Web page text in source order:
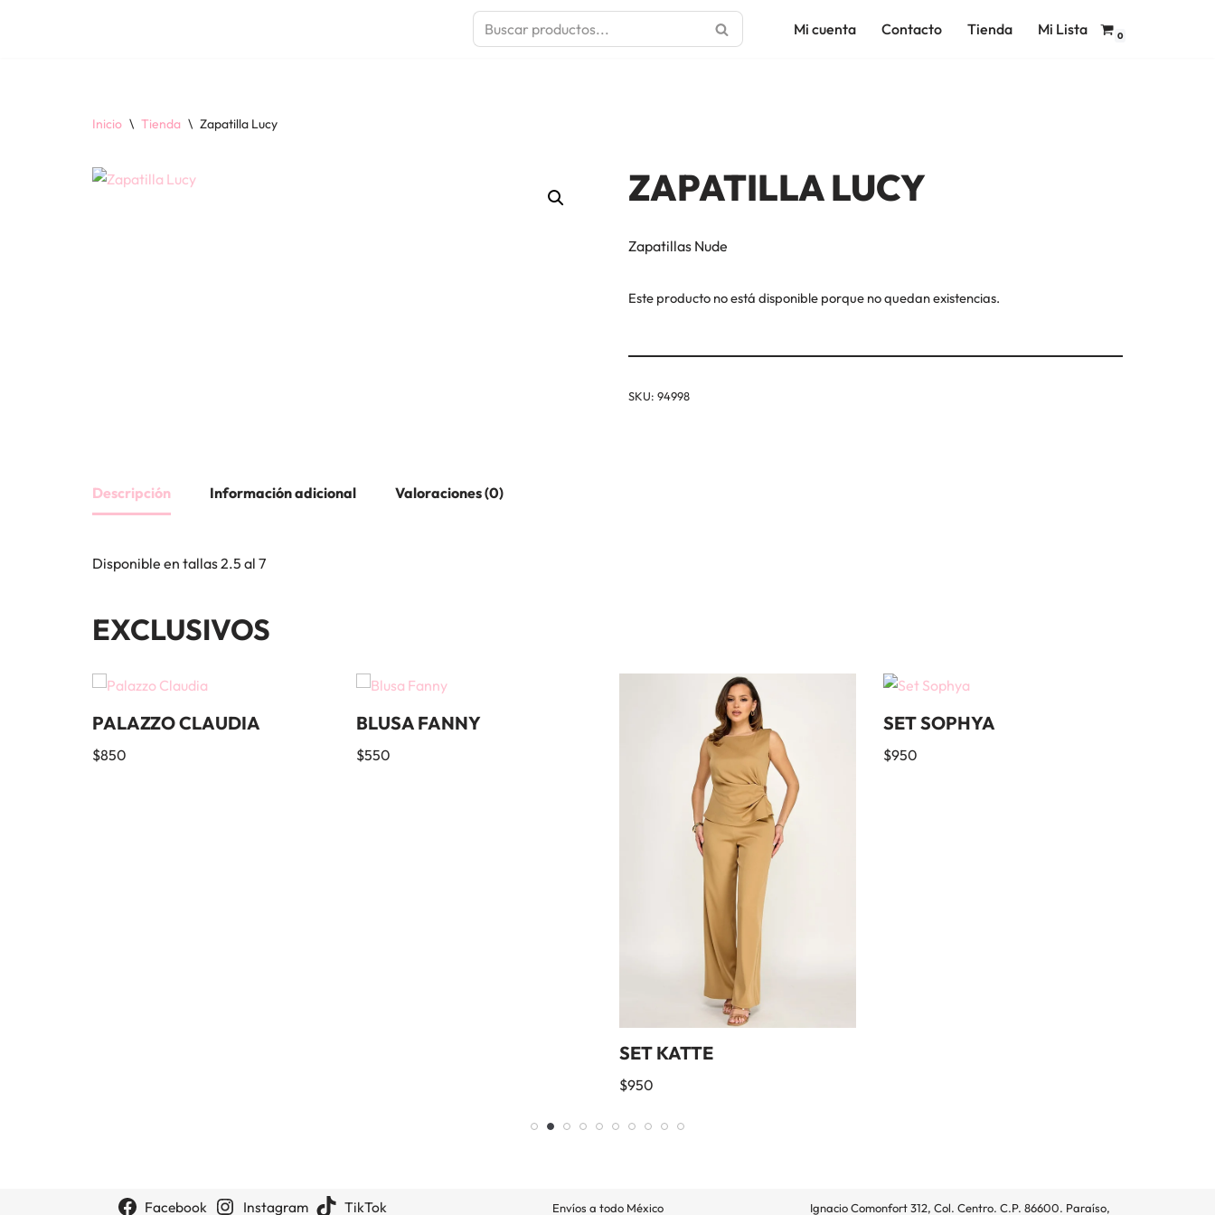
Mi cuenta Contacto Tienda Mi Lista 0
Inicio \ Tienda \ Zapatilla Lucy
ZAPATILLA LUCY
Zapatillas Nude
Este producto no está disponible porque no quedan existencias.
SKU: 94998
Descripción Información adicional Valoraciones (0)
Disponible en tallas 2.5 al 7
EXCLUSIVOS
PALAZZO CLAUDIA
$850
BLUSA FANNY
$550
SET KATTE
$950
SET SOPHYA
$950
Facebook Instagram TikTok Envíos a todo México Ignacio Comonfort 312, Col. Centro. C.P. 86600. Paraíso,